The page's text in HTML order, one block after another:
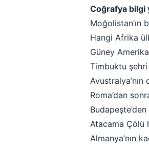
Coğrafya bilgi
Moğolistan’ın
Hangi Afrika
Güney
Timbuktu
Avustralya’nın
Roma’dan
Atacama Çölü
Almanya’nın